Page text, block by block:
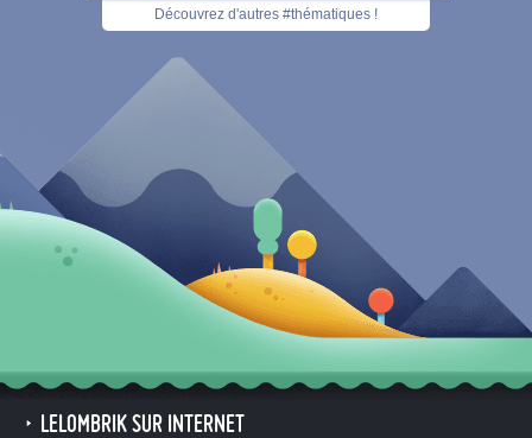
Découvrez d'autres #thématiques !
LELOMBRIK SUR INTERNET